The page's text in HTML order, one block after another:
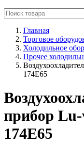
Главная
Торговое
Холодильное
Прочее
174E65
прибор
174E65